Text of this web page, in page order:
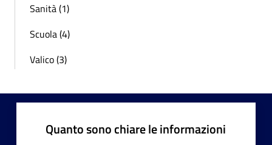
Sanità (1)
Scuola (4)
Valico (3)
Quanto sono chiare le informazioni